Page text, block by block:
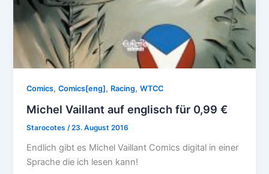
Comics,Comics[eng], Racing,WTCC
Michel Vaillant auf englisch für 0,99 €
Starocotes/23. August 2016
Endlich gibt es Michel Vaillant Comics digital in einer
Sprache die ich lesen kann!